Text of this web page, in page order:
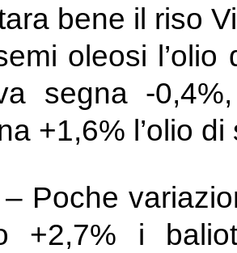
bene il riso
oleosi
segna -
+1,6% l’olio
– Poche
+2,7% i